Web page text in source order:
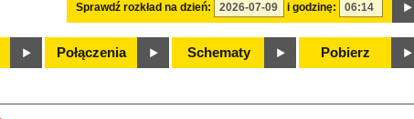
Sprawdź rozkład na dzień: i godzinę:
Połączenia Schematy Pobierz